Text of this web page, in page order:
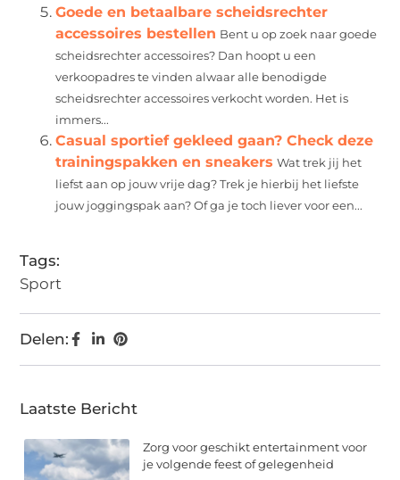
Goede en betaalbare scheidsrechter
accessoires bestellen Bent u op zoek naar goede
scheidsrechter accessoires? Dan hoopt u een
verkoopadres te vinden alwaar alle benodigde
scheidsrechter accessoires verkocht worden. Het is
immers...
Casual sportief gekleed gaan? Check deze
trainingspakken en sneakers Wat trek jij het
liefst aan op jouw vrije dag? Trek je hierbij het liefste
jouw joggingspak aan? Of ga je toch liever voor een...
Tags:
Sport
Delen:
Laatste Bericht
Zorg voor geschikt entertainment voor
je volgende feest of gelegenheid